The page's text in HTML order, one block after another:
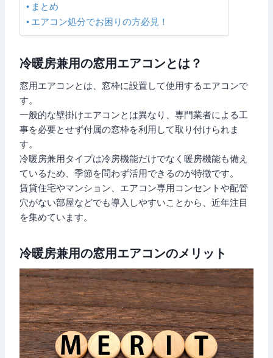
まとめ
エアコン処分でお困りの方必見！
冷暖房兼用の窓用エアコンとは？
窓用エアコンとは、窓枠に設置して使用するエアコンで
す。
一般的な壁掛けエアコンとは異なり、専門業者による工
事を必要とせず付属の窓枠を利用して取り付けられま
す。
冷暖房兼用タイプは冷房機能だけでなく暖房機能も備え
ているため、季節を問わず活用できるのが特徴です。
賃貸住宅やマンション、エアコン専用コンセントや配管
穴がない部屋などでも導入しやすいことから、近年注目
を集めています。
冷暖房兼用の窓用エアコンのメリット